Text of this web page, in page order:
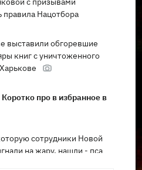
правила Нацотбора
выставили обгоревшие
книг с уничтоженного
про в избранное в
сотрудники Новой
на жару, нашли - пса